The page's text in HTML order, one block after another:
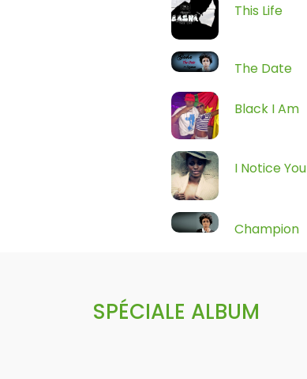
This Life
The Date
Black I Am
I Notice You
Champion
SPÉCIALE ALBUM